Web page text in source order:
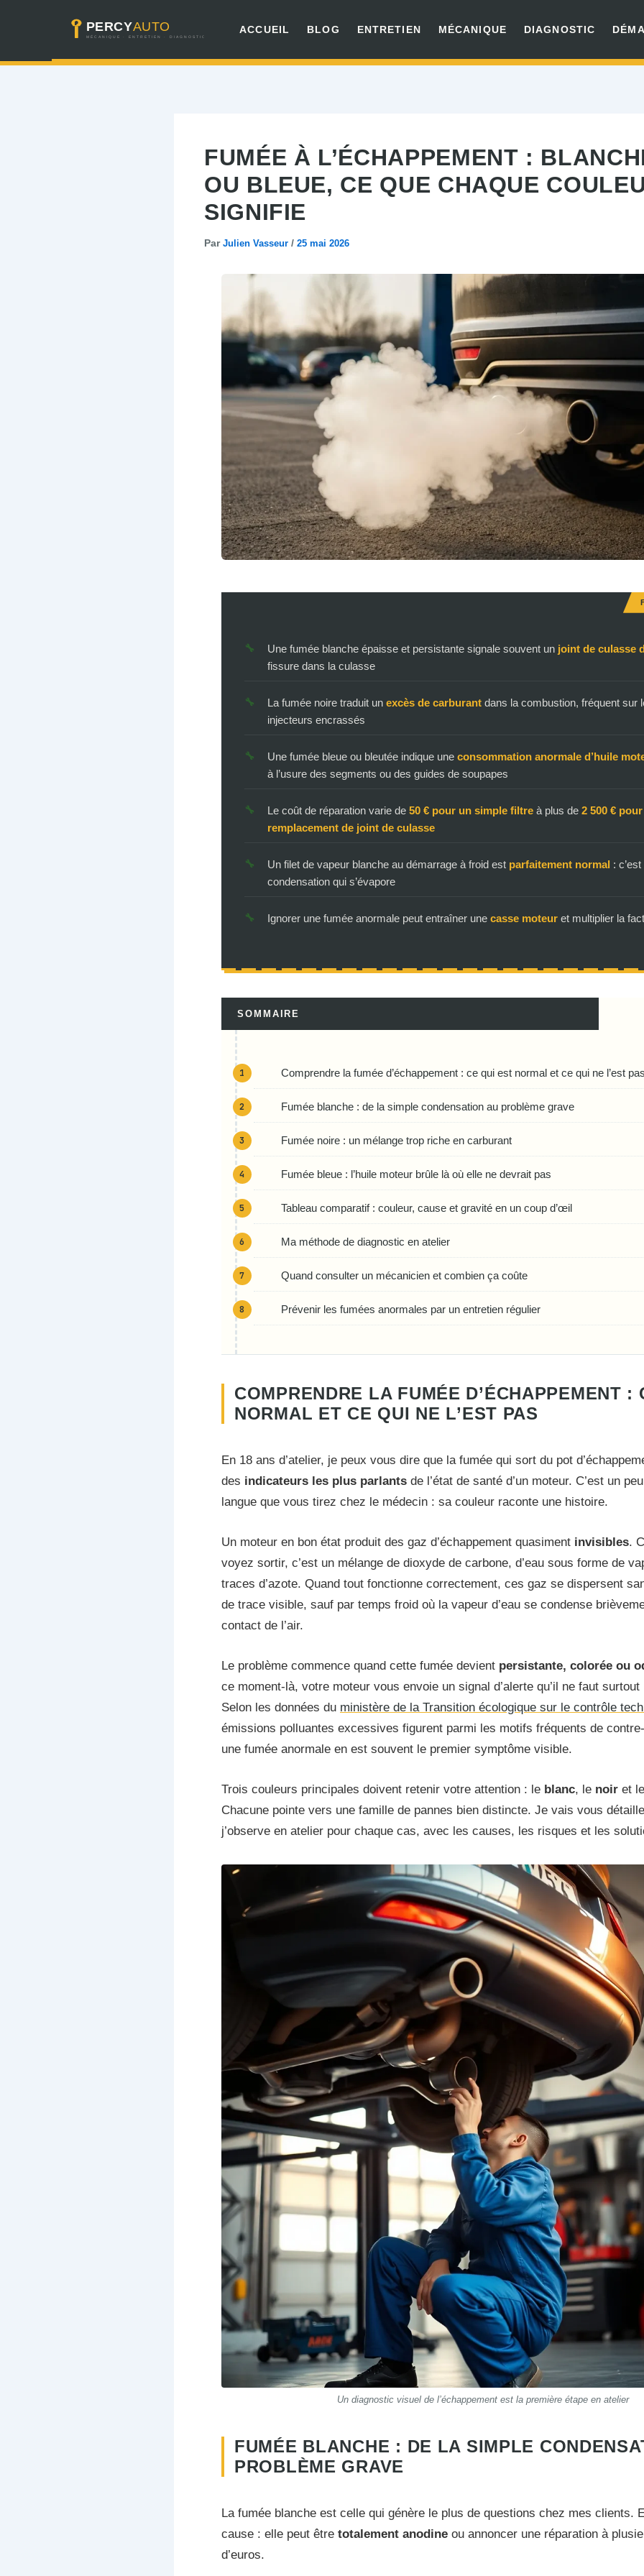
ACCUEIL BLOG ENTRETIEN MÉCANIQUE DIAGNOSTIC
FUMÉE À L’ÉCHAPPEMENT :
OU BLEUE, CE QUE CHAQUE
SIGNIFIE
Par Julien Vasseur / 25 mai 2026
Une fumée blanche épaisse et persistante signale souvent un joint de culasse
fissure dans la culasse
La fumée noire traduit un excès de carburant dans la combustion, fréquent sur
injecteurs encrassés
Une fumée bleue ou bleutée indique une consommation anormale d’huile
à l’usure des segments ou des guides de soupapes
Le coût de réparation varie de 50 € pour un simple filtre à plus de 2 500 €
remplacement de joint de culasse
Un filet de vapeur blanche au démarrage à froid est parfaitement normal :
condensation qui s’évapore
Ignorer une fumée anormale peut entraîner une casse moteur et multiplier la
SOMMAIRE
Comprendre la fumée d’échappement : ce qui est normal et ce qui ne l’est
Fumée blanche : de la simple condensation au problème grave
Fumée noire : un mélange trop riche en carburant
Fumée bleue : l’huile moteur brûle là où elle ne devrait pas
Tableau comparatif : couleur, cause et gravité en un coup d’œil
Ma méthode de diagnostic en atelier
Quand consulter un mécanicien et combien ça coûte
Prévenir les fumées anormales par un entretien régulier
COMPRENDRE LA FUMÉE D’ÉCHAPPEMENT :
NORMAL ET CE QUI NE L’EST PAS
En 18 ans d’atelier, je peux vous dire que la fumée qui sort du pot
des indicateurs les plus parlants de l’état de santé d’un moteur. C’est un
langue que vous tirez chez le médecin : sa couleur raconte une histoire.
Un moteur en bon état produit des gaz d’échappement quasiment invisibles.
voyez sortir, c’est un mélange de dioxyde de carbone, d’eau sous forme de
traces d’azote. Quand tout fonctionne correctement, ces gaz se dispersent
de trace visible, sauf par temps froid où la vapeur d’eau se condense
contact de l’air.
Le problème commence quand cette fumée devient persistante, colorée ou
ce moment-là, votre moteur vous envoie un signal d’alerte qu’il ne faut surtout
Selon les données du ministère de la Transition écologique sur le contrôle
émissions polluantes excessives figurent parmi les motifs fréquents de
une fumée anormale en est souvent le premier symptôme visible.
Trois couleurs principales doivent retenir votre attention : le blanc, le noir et
Chacune pointe vers une famille de pannes bien distincte. Je vais vous
j’observe en atelier pour chaque cas, avec les causes, les risques et les
Un diagnostic visuel de l’échappement est la première étape en atelier
FUMÉE BLANCHE : DE LA SIMPLE
PROBLÈME GRAVE
La fumée blanche est celle qui génère le plus de questions chez mes clients.
cause : elle peut être totalement anodine ou annoncer une réparation à
d’euros.